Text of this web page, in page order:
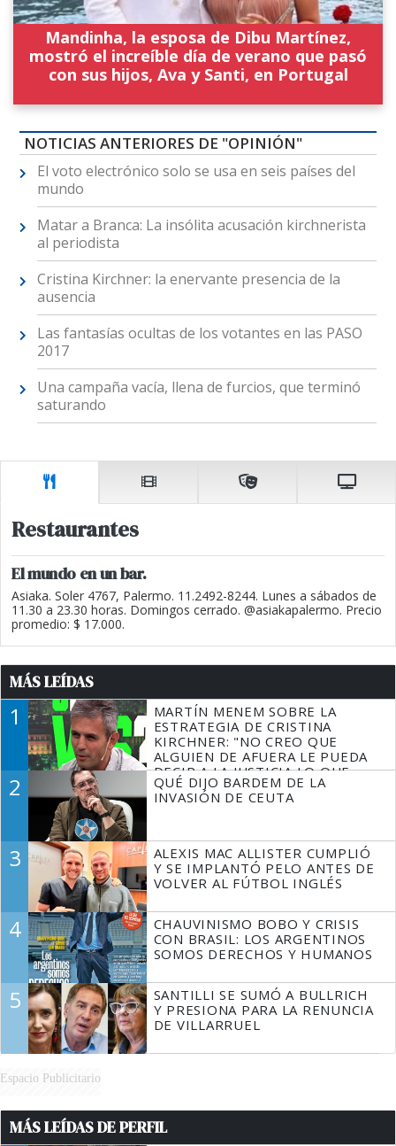
Mandinha, la esposa de Dibu Martínez,
mostró el increíble día de verano que pasó
con sus hijos, Ava y Santi, en Portugal
NOTICIAS ANTERIORES DE "OPINIÓN"
El voto electrónico solo se usa en seis países del
mundo
Matar a Branca: La insólita acusación kirchnerista
al periodista
Cristina Kirchner: la enervante presencia de la
ausencia
Las fantasías ocultas de los votantes en las PASO
2017
Una campaña vacía, llena de furcios, que terminó
saturando
Restaurantes
El mundo en un bar.
Asiaka. Soler 4767, Palermo. 11.2492-8244. Lunes a sábados de
11.30 a 23.30 horas. Domingos cerrado. @asiakapalermo. Precio
promedio: $ 17.000.
MÁS LEÍDAS
1
MARTÍN MENEM SOBRE LA
ESTRATEGIA DE CRISTINA
KIRCHNER: "NO CREO QUE
ALGUIEN DE AFUERA LE PUEDA
DECIR A LA JUSTICIA LO QUE
TIENE QUE HACER"
2
QUÉ DIJO BARDEM DE LA
INVASIÓN DE CEUTA
3
ALEXIS MAC ALLISTER CUMPLIÓ
Y SE IMPLANTÓ PELO ANTES DE
VOLVER AL FÚTBOL INGLÉS
4
CHAUVINISMO BOBO Y CRISIS
CON BRASIL: LOS ARGENTINOS
SOMOS DERECHOS Y HUMANOS
5
SANTILLI SE SUMÓ A BULLRICH
Y PRESIONA PARA LA RENUNCIA
DE VILLARRUEL
Espacio Publicitario
MÁS LEÍDAS DE PERFIL